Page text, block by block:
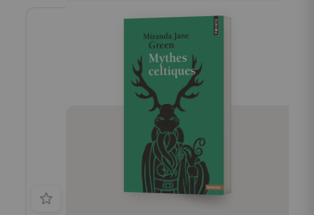
épopée en vers achevée vers 1010 après J.C. par le
poète Firdousi qui chante en particulier le héros
Rustam. L'auteur s'appuie sur toutes ses sources
pour réécrire à l'intention du lecteur moderne ces
légendes captivantes de l'Iran antique, qui ont inspiré
pendant des siècles l'art de la miniature sur